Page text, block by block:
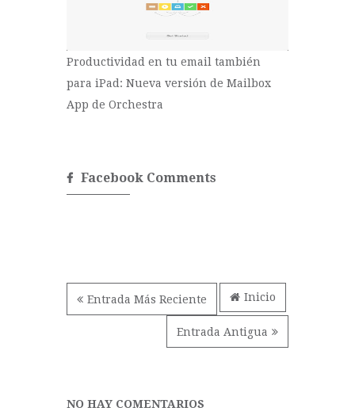
Productividad en tu email también
para iPad: Nueva versión de Mailbox
App de Orchestra
Facebook Comments
Entrada Más Reciente
Entrada Antigua
Inicio
NO HAY COMENTARIOS